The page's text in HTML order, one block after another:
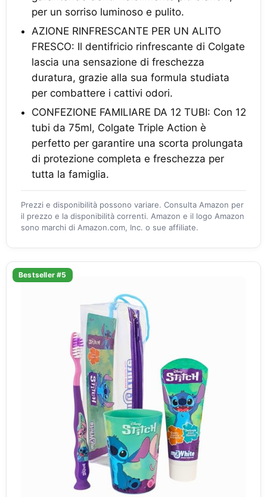
per un sorriso luminoso e pulito.
AZIONE RINFRESCANTE PER UN ALITO
FRESCO: Il dentifricio rinfrescante di Colgate
lascia una sensazione di freschezza
duratura, grazie alla sua formula studiata
per combattere i cattivi odori.
CONFEZIONE FAMILIARE DA 12 TUBI: Con 12
tubi da 75ml, Colgate Triple Action è
perfetto per garantire una scorta prolungata
di protezione completa e freschezza per
tutta la famiglia.
Prezzi e disponibilità possono variare. Consulta Amazon per
il prezzo e la disponibilità correnti. Amazon e il logo Amazon
sono marchi di Amazon.com, Inc. o sue affiliate.
Bestseller #5